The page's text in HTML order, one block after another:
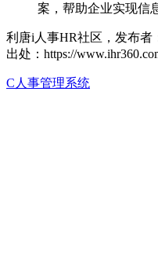
案，帮助企业实现信
利唐i人事HR社区，发布者
出处： https://
C人事管理系统